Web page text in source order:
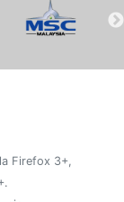
Firefox 3+,